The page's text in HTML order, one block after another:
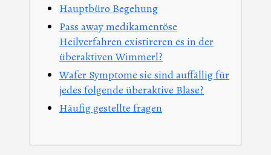
Hauptbüro Begehung
Pass away medikamentöse
Heilverfahren existireren es in der
überaktiven Wimmerl?
Wafer Symptome sie sind auffällig für
jedes folgende überaktive Blase?
Häufig gestellte fragen